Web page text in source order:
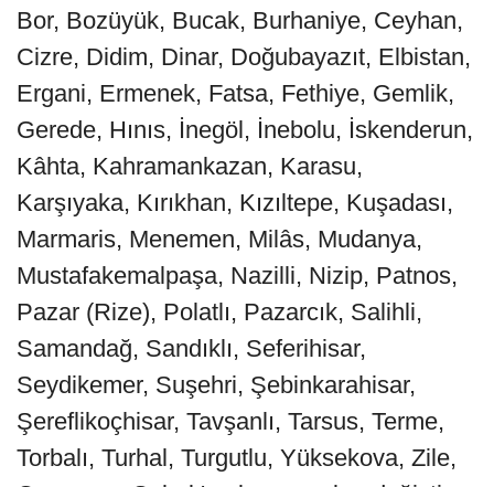
Bor, Bozüyük, Bucak, Burhaniye, Ceyhan,
Cizre, Didim, Dinar, Doğubayazıt, Elbistan,
Ergani, Ermenek, Fatsa, Fethiye, Gemlik,
Gerede, Hınıs, İnegöl, İnebolu, İskenderun,
Kâhta, Kahramankazan, Karasu,
Karşıyaka, Kırıkhan, Kızıltepe, Kuşadası,
Marmaris, Menemen, Milâs, Mudanya,
Mustafakemalpaşa, Nazilli, Nizip, Patnos,
Pazar (Rize), Polatlı, Pazarcık, Salihli,
Samandağ, Sandıklı, Seferihisar,
Seydikemer, Suşehri, Şebinkarahisar,
Şereflikoçhisar, Tavşanlı, Tarsus, Terme,
Torbalı, Turhal, Turgutlu, Yüksekova, Zile,